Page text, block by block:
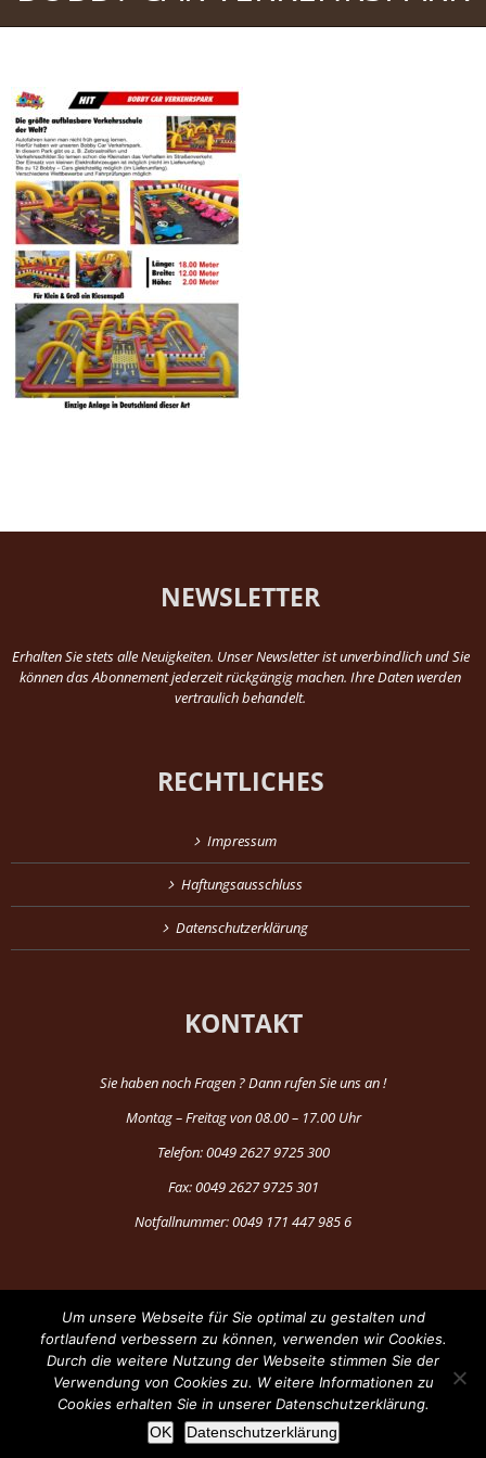
NEWSLETTER
Erhalten Sie stets alle Neuigkeiten. Unser Newsletter ist unverbindlich und Sie
können das Abonnement jederzeit rückgängig machen. Ihre Daten werden
vertraulich behandelt.
RECHTLICHES
Impressum
Haftungsausschluss
Datenschutzerklärung
KONTAKT
Sie haben noch Fragen ? Dann rufen Sie uns an !
Montag – Freitag von 08.00 – 17.00 Uhr
Telefon: 0049 2627 9725 300
Fax: 0049 2627 9725 301
Notfallnummer: 0049 171 447 985 6
®Copyright 1997-2024 by Fun Production
FacebookYouTube
Um unsere Webseite für Sie optimal zu gestalten und
fortlaufend verbessern zu können, verwenden wir Cookies.
Durch die weitere Nutzung der Webseite stimmen Sie der
Verwendung von Cookies zu. W eitere Informationen zu
Cookies erhalten Sie in unserer Datenschutzerklärung.
OK
Datenschutzerklärung